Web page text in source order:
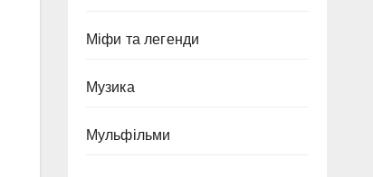
Міфи та легенди
Музика
Мульфільми